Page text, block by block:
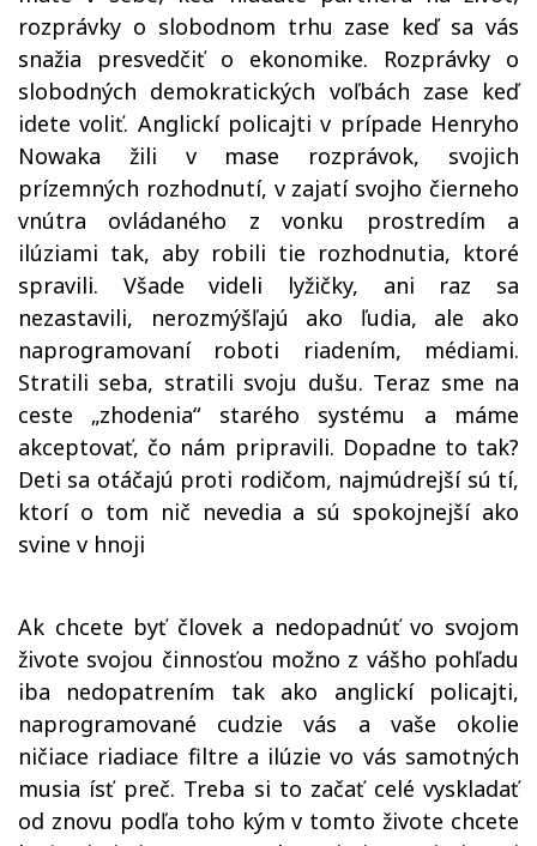
rozprávky o slobodnom trhu zase keď sa vás
snažia presvedčiť o ekonomike. Rozprávky o
slobodných demokratických voľbách zase keď
idete voliť. Anglickí policajti v prípade Henryho
Nowaka žili v mase rozprávok, svojich
prízemných rozhodnutí, v zajatí svojho čierneho
vnútra ovládaného z vonku prostredím a
ilúziami tak, aby robili tie rozhodnutia, ktoré
spravili. Všade videli lyžičky, ani raz sa
nezastavili, nerozmýšľajú ako ľudia, ale ako
naprogramovaní roboti riadením, médiami.
Stratili seba, stratili svoju dušu. Teraz sme na
ceste „zhodenia“ starého systému a máme
akceptovať, čo nám pripravili. Dopadne to tak?
Deti sa otáčajú proti rodičom, najmúdrejší sú tí,
ktorí o tom nič nevedia a sú spokojnejší ako
svine v hnoji
Ak chcete byť človek a nedopadnúť vo svojom
živote svojou činnosťou možno z vášho pohľadu
iba nedopatrením tak ako anglickí policajti,
naprogramované cudzie vás a vaše okolie
ničiace riadiace filtre a ilúzie vo vás samotných
musia ísť preč. Treba si to začať celé vyskladať
od znovu podľa toho kým v tomto živote chcete